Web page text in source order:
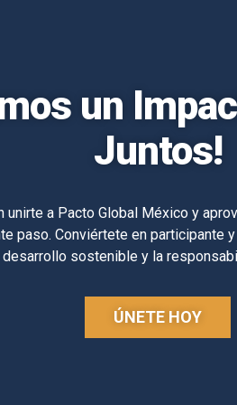
un
Juntos!
a Pacto Global México y
paso. Conviértete en participante
desarrollo sostenible y la
ÚNETE HOY